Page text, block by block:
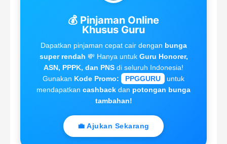
💰 Pinjaman Online
Khusus Guru
Dapatkan pinjaman cepat cair dengan bunga
super rendah 💸 Hanya untuk Guru Honorer,
ASN, PPPK, dan PNS di seluruh Indonesia!
Gunakan Kode Promo: PPGGURU
untuk
mendapatkan cashback dan potongan bunga
tambahan!
💼 Ajukan Sekarang